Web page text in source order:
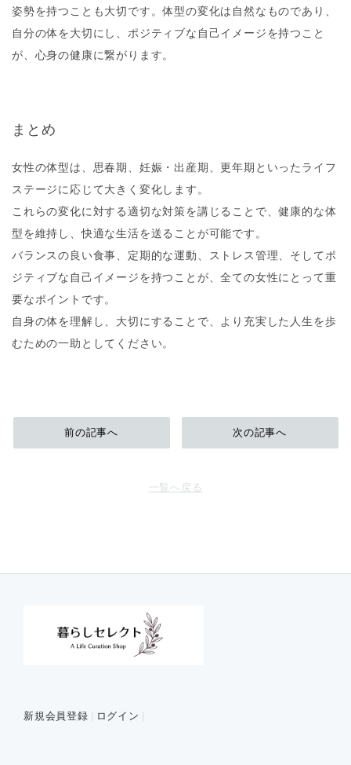
姿勢を持つことも大切です。体型の変化は自然なものであり、
自分の体を大切にし、ポジティブな自己イメージを持つこと
が、心身の健康に繋がります。
まとめ
女性の体型は、思春期、妊娠・出産期、更年期といったライフ
ステージに応じて大きく変化します。
これらの変化に対する適切な対策を講じることで、健康的な体
型を維持し、快適な生活を送ることが可能です。
バランスの良い食事、定期的な運動、ストレス管理、そしてポ
ジティブな自己イメージを持つことが、全ての女性にとって重
要なポイントです。
自身の体を理解し、大切にすることで、より充実した人生を歩
むための一助としてください。
前の記事へ
一覧へ戻る
次の記事へ
新規会員登録 ログイン